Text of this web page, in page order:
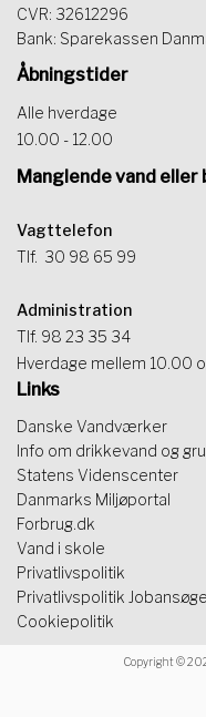
CVR: 32612296
Bank: Sparekassen
Åbningstider
Alle hverdage
10.00 - 12.00
Manglende vand eller
Vagttelefon
Tlf. 30 98 65 99
Administration
Tlf. 98 23 35 34
Hverdage mellem 10.00
Links
Danske Vandværker
Info om drikkevand og
Statens Videnscenter
Danmarks Miljøportal
Forbrug.dk
Vand i skole
Privatlivspolitik
Privatlivspolitik
Cookiepolitik
Copyright ©